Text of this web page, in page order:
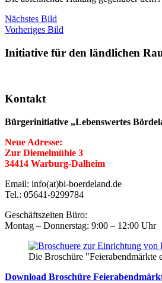
Nächstes Bild
Vorheriges Bild
Initiative für den ländlichen
Kontakt
Bürgerinitiative „Lebenswertes
Neue Adresse:
Zur Diemelmühle 3
34414 Warburg-Dalheim
Email: info(at)bi-boerdeland.de
Tel.: 05641-9299784
Geschäftszeiten Büro:
Montag – Donnerstag: 9:00 – 12:00 Uhr
Die Broschüre
Download Broschüre